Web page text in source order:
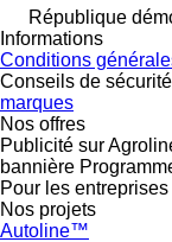
République
Informations
Conditions
Conseils de sécurité
marques
Nos offres
Publicité sur
bannière
Pour les entreprises
Nos projets
Autoline™